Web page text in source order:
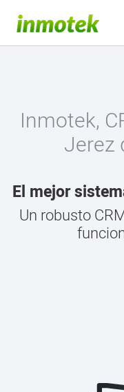
Inmotek,
Jerez
El mejor
Un robusto